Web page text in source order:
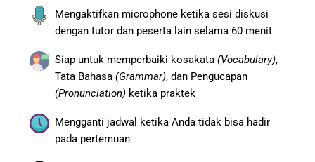
Mengaktifkan microphone ketika sesi diskusi
dengan tutor dan peserta lain selama 60 menit
Siap untuk memperbaiki kosakata (Vocabulary),
Tata Bahasa (Grammar), dan Pengucapan
(Pronunciation) ketika praktek
Mengganti jadwal ketika Anda tidak bisa hadir
pada pertemuan